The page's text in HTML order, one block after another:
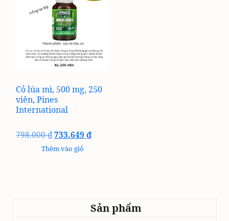
Cỏ lúa mì, 500 mg, 250
viên, Pines
International
798.000₫Giá
gốc
là:
733.649 ₫Giá
Thêm vào giỏ
Sản phẩm